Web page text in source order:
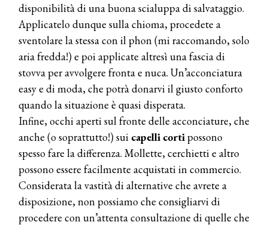
disponibilità di una buona scialuppa di salvataggio.
Applicatelo dunque sulla chioma, procedete a
sventolare la stessa con il phon (mi raccomando, solo
aria fredda!) e poi applicate altresì una fascia di
stovva per avvolgere fronta e nuca. Un’acconciatura
easy e di moda, che potrà donarvi il giusto conforto
quando la situazione è quasi disperata.
Infine, occhi aperti sul fronte delle acconciature, che
anche (o soprattutto!) sui capelli cortipossono
spesso fare la differenza. Mollette, cerchietti e altro
possono essere facilmente acquistati in commercio.
Considerata la vastità di alternative che avrete a
disposizione, non possiamo che consigliarvi di
procedere con un’attenta consultazione di quelle che